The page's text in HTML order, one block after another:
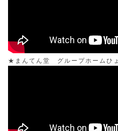
★まんてん堂 グループホームひ